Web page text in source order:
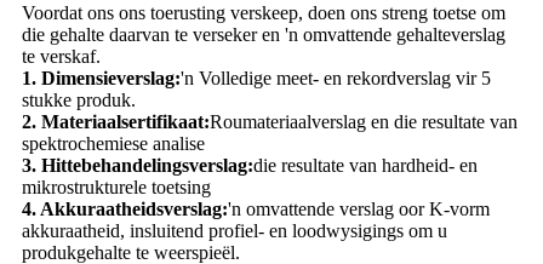
Voordat ons ons toerusting verskeep, doen ons streng toetse om
die gehalte daarvan te verseker en 'n omvattende gehalteverslag
te verskaf.
1. Dimensieverslag:'n Volledige meet- en rekordverslag vir 5
stukke produk.
2. Materiaalsertifikaat:Roumateriaalverslag en die resultate van
spektrochemiese analise
3. Hittebehandelingsverslag:die resultate van hardheid- en
mikrostrukturele toetsing
4. Akkuraatheidsverslag:'n omvattende verslag oor K-vorm
akkuraatheid, insluitend profiel- en loodwysigings om u
produkgehalte te weerspieël.